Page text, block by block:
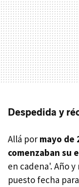
Despedida y
Allá por mayo de
comenzaban su
en cadena'. Año
puesto fecha